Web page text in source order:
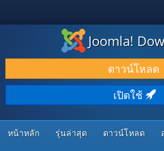
ดาวน์โหลด & ส่วนเสริม
ค้นคว้า & เรียนรู้
ชุมชน & สนับสนุน
ทรัพยากรสำหรับนักพัฒนา
Joomla!
ดาวน์โหลด
เปิดใช้
หน้าหลัก รุ่นล่าสุด ดาวน์โหลด